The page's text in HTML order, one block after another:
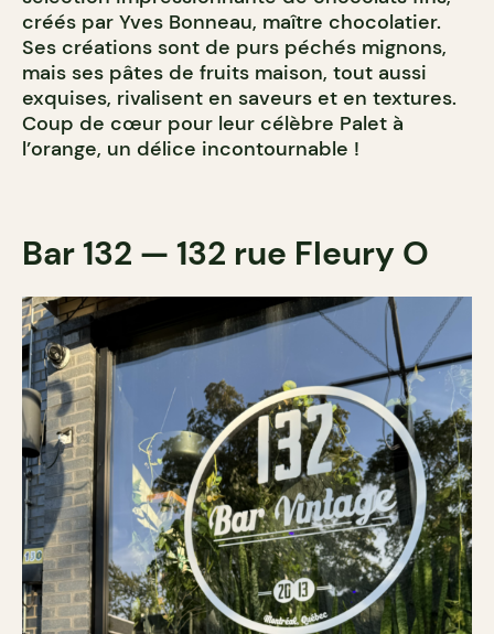
créés par Yves Bonneau, maître chocolatier.
Ses créations sont de purs péchés mignons,
mais ses pâtes de fruits maison, tout aussi
exquises, rivalisent en saveurs et en textures.
Coup de cœur pour leur célèbre Palet à
l’orange, un délice incontournable !
Bar 132 — 132 rue Fleury O